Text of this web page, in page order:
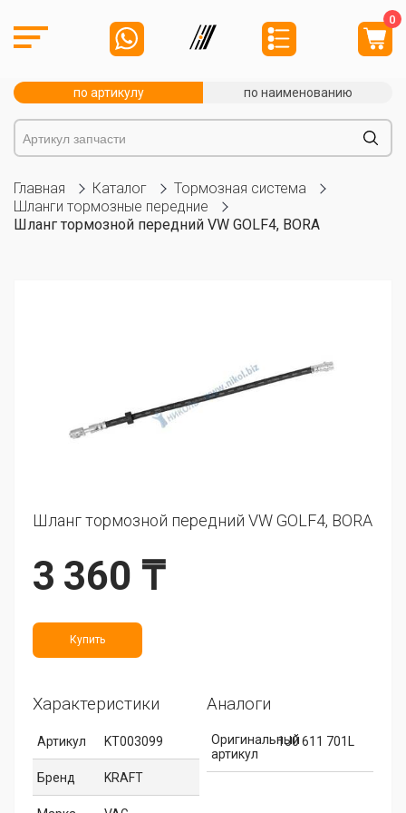
0
по артикулу по наименованию
Главная Каталог
Тормозная система
Шланги тормозные передние
Шланг тормозной передний VW GOLF4, BORA
Шланг тормозной передний VW GOLF4, BORA
3 360 ₸
Купить
Характеристики
Артикул KT003099
Бренд KRAFT
Аналоги
Оригинальный
артикул
1J0 611 701L